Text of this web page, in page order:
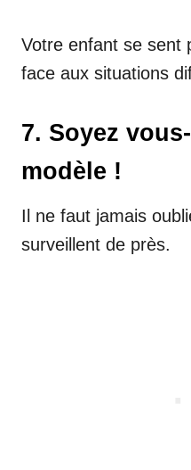
Votre enfant se sent
face aux situations
7. Soyez
modèle !
Il ne faut jamais
surveillent de près.